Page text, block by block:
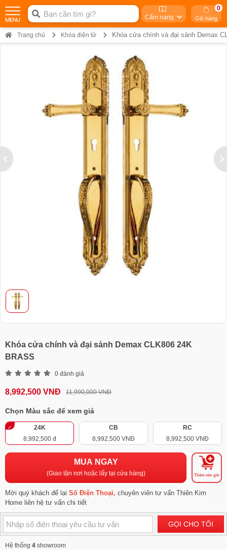
Cẩm nang Giỏ hàng
0
Trang chủ Khóa điện tử Khóa cửa chính và đại sảnh Demax
Khóa cửa chính và đại sảnh Demax CLK806 24K
BRASS
0 đánh giá
8,992,500 VNĐ 11,990,000 VNĐ
Chọn Màu sắc để xem giá
24K
8,992,500 đ
CB
8,992,500 VNĐ
RC
8,992,500 VNĐ
MUA NGAY
(Giao tận nơi hoặc lấy tại cửa hàng) Thêm vào giỏ
Mời quý khách để lại Số Điện Thoại, chuyên viên tư vấn Thiên Kim
Home liên hệ tư vấn chi tiết
GỌI CHO TÔI
Hệ thống 4 showroom